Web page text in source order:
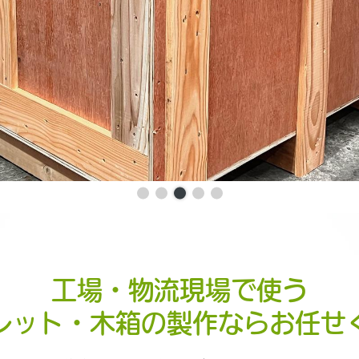
工場・物流現場で使う
ット・木箱の製作ならお任せ